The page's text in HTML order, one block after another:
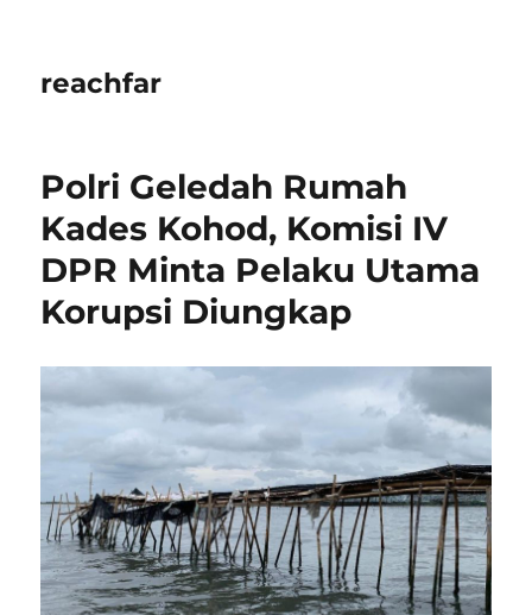
reachfar
Polri Geledah Rumah
Kades Kohod, Komisi IV
DPR Minta Pelaku Utama
Korupsi Diungkap